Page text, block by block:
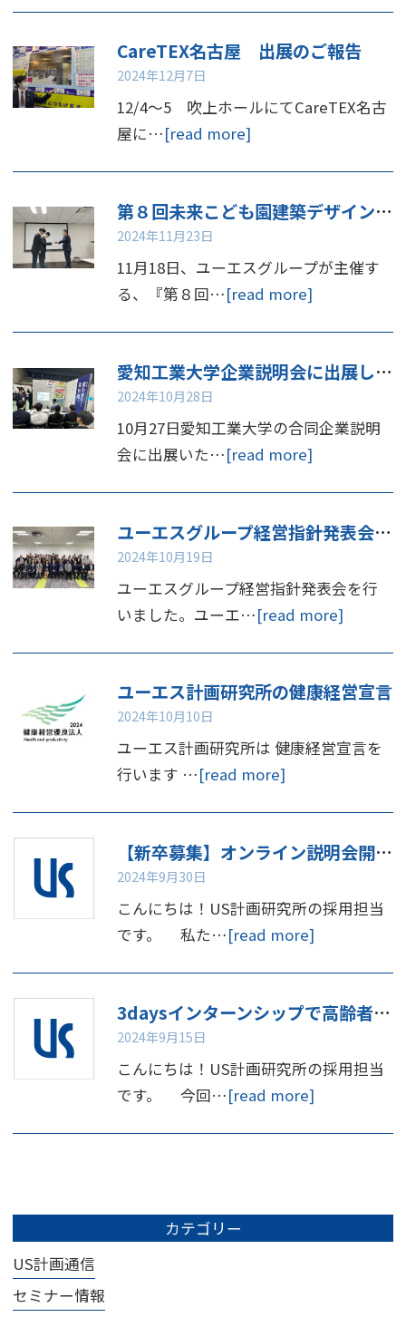
CareTEX名古屋 出展のご報告
2024年12月7日
12/4～5 吹上ホールにてCareTEX名古
屋に…[read more]
第８回未来こども園建築デザインコンペ 表彰
2024年11月23日
11月18日、ユーエスグループが主催す
る、『第８回…[read more]
愛知工業大学企業説明会に出展しました
2024年10月28日
10月27日愛知工業大学の合同企業説明
会に出展いた…[read more]
ユーエスグループ経営指針発表会を行いました
2024年10月19日
ユーエスグループ経営指針発表会を行
いました。ユーエ…[read more]
ユーエス計画研究所の健康経営宣言
2024年10月10日
ユーエス計画研究所は 健康経営宣言を
行います …[read more]
【新卒募集】オンライン説明会開催のお知らせ📢
2024年9月30日
こんにちは！US計画研究所の採用担当
です。 私た…[read more]
3daysインターンシップで高齢者体験してみませんか
2024年9月15日
こんにちは！US計画研究所の採用担当
です。 今回…[read more]
カテゴリー
US計画通信
セミナー情報